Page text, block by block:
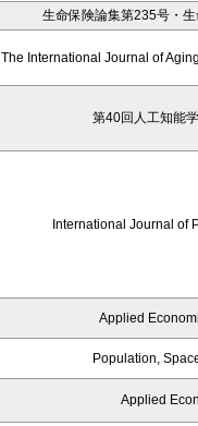
生命保険論集第235号・
The International Journal of
第40回人工知能
International Journal of
Applied
Population,
Applied